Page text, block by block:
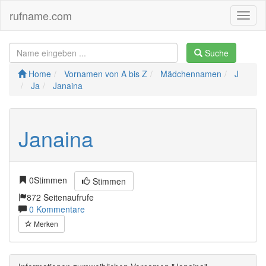
rufname.com
Suche
Home
Vornamen von A bis Z Mädchennamen
J
Ja
Janaina
Janaina
0Stimmen
Stimmen
872 Seitenaufrufe
0 Kommentare
Merken